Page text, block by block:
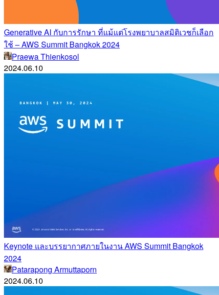
Generative AI กับการรักษา ที่แม้แต่โรงพยาบาลสมิติเวชก็เลือก
ใช้ – AWS Summit Bangkok 2024
Praewa Thienkosol
2024.06.10
Keynote และบรรยากาศภายในงาน AWS Summit Bangkok
2024
Patarapong Armuttaporn
2024.06.10